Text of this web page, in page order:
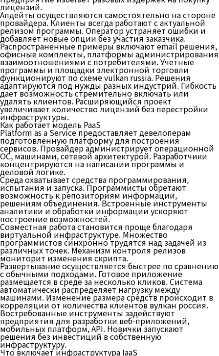
лицензий.
Апдейты осуществляются самостоятельно на стороне
провайдера. Клиенты всегда работают с актуальной
релизом программы. Оператор устраняет ошибки и
добавляет новые опции без участия заказчика.
Распространенные примеры включают email решения,
офисные комплекты, платформы администрирования
взаимоотношениями с потребителями. Учетные
программы и площадки электронной торговли
функционируют по схеме vulkan russia. Решения
адаптируются под нужды разных индустрий. Гибкость
дает возможность стремительно включать или
удалять клиентов. Расширяющийся проект
увеличивает количество лицензий без перестройки
инфраструктуры.
Как работает модель PaaS
Platform as a Service предоставляет девелоперам
подготовленную платформу для построения
сервисов. Провайдер администрирует операционной
ОС, машинами, сетевой архитектурой. Разработчики
концентрируются на написании программы и
деловой логике.
Среда охватывает средства программирования,
испытания и запуска. Программисты обретают
возможность к репозиториям информации,
решениям объединения. Встроенные инструменты
аналитики и обработки информации ускоряют
построение возможностей.
Совместная работа становится проще благодаря
виртуальной инфраструктуре. Множество
программистов синхронно трудятся над задачей из
различных точек. Механизм контроля релизов
мониторит изменения скрипта.
Развертывание осуществляется быстрее по сравнению
с обычными подходами. Готовое приложение
размещается в среде за несколько кликов. Система
автоматически распределяет нагрузку между
машинами. Изменение размера средств происходит в
корреляции от количества клиентов вулкан россия.
Востребованные инструменты задействуют
предприятия для разработки веб-приложений,
мобильных платформ, API. Новички запускают
решения без инвестиций в собственную
инфраструктуру.
Что включает инфраструктура IaaS